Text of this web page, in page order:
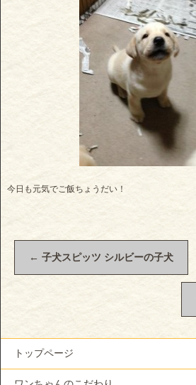
今日も元気でご飯ちょうだい！
← 子犬スピッツ シルビーの子犬
トップページ